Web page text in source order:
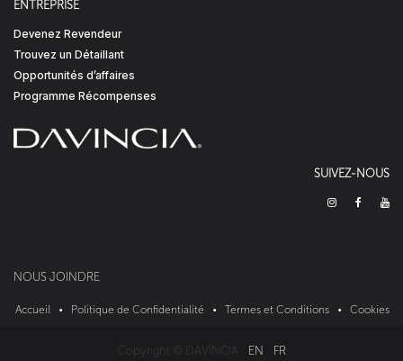
ENTREPRISE
Devenez Revendeur
Trouvez un Détaillant
Opportunités d’affaires
Programme Récompenses
SUIVEZ-NOUS
NOUS JOINDRE
Accueil • Politique de Confidentialité • Termes et Conditions • Cookies
Copyright © DAVINCIA EN FR